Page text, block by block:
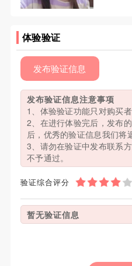
体验验证
发布验证信息
发布验证信息注意事项
1、体验验证功能只对购买
2、在进行体验完后，发布
后，优秀的验证信息我们将
3、请勿在验证中发布联系
不予通过。
验证综合评分
暂无验证信息